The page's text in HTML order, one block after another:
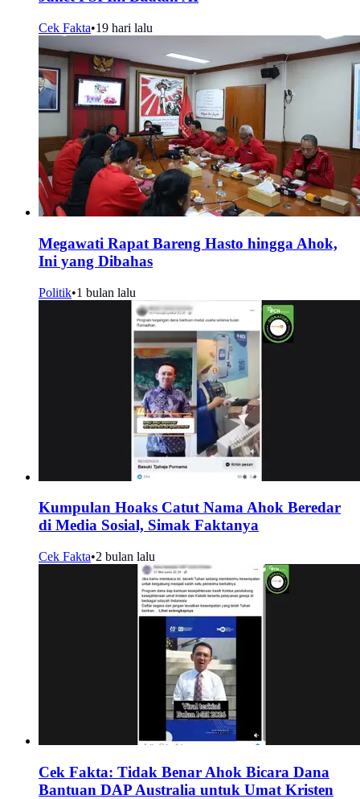
Cek Fakta•19 hari lalu
Megawati Rapat Bareng Hasto hingga Ahok,
Ini yang Dibahas
Politik•1 bulan lalu
Kumpulan Hoaks Catut Nama Ahok Beredar
di Media Sosial, Simak Faktanya
Cek Fakta•2 bulan lalu
Cek Fakta: Tidak Benar Ahok Bicara Dana
Bantuan DAP Australia untuk Umat Kristen